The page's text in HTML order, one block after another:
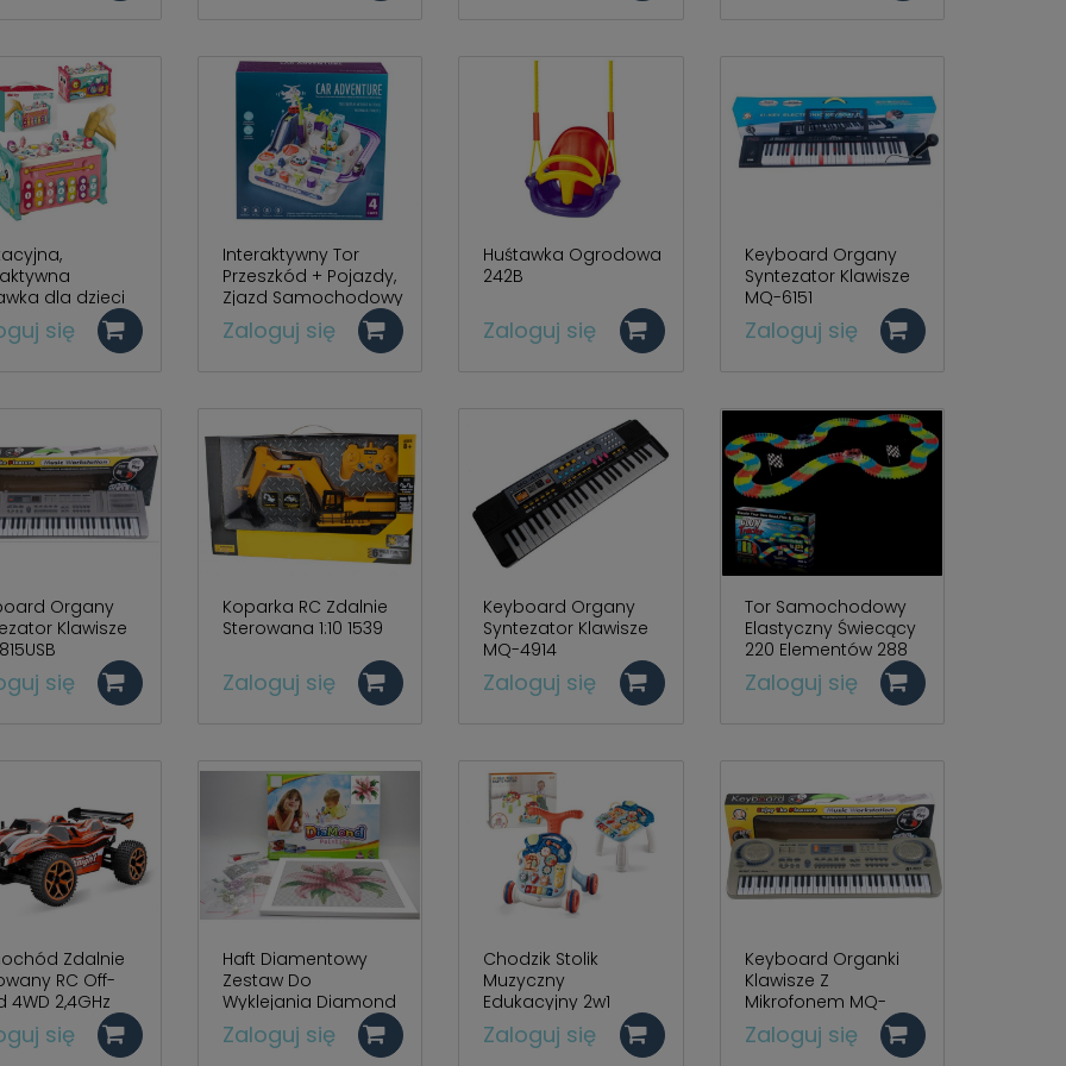
dla dzieci
Zegar
się
Interaktywny Tor
Przeszkód + Pojazdy,
Zjazd Samochodowy
Parking T802A
Zaloguj się
Huśtawka Ogrodowa
242B
Zaloguj się
Keyboard Organy
Syntezator Klawisze
MQ-6151
Zaloguj się
Organy
Klawisze
się
Koparka RC Zdalnie
Sterowana 1:10 1539
Zaloguj się
Keyboard Organy
Syntezator Klawisze
MQ-4914
Zaloguj się
Tor Samochodowy
Elastyczny Świecący
220 Elementów 288
Zaloguj się
Zdalnie
RC Off-
4WD 2,4GHz
się
Haft Diamentowy
Zestaw Do
Wyklejania Diamond
Painting - Lilia 3030Z-
5
Zaloguj się
Chodzik Stolik
Muzyczny
Edukacyjny 2w1
NIEBIESKI N6028B
Zaloguj się
Keyboard Organki
Klawisze Z
Mikrofonem MQ-
811USB
Zaloguj się